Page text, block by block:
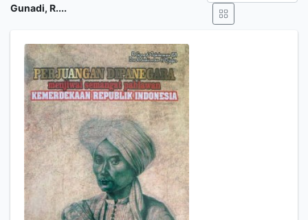
Gunadi, R....